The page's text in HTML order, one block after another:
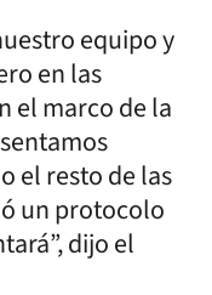
equipo y
en las
el marco de la
el resto de las
un protocolo
dijo el